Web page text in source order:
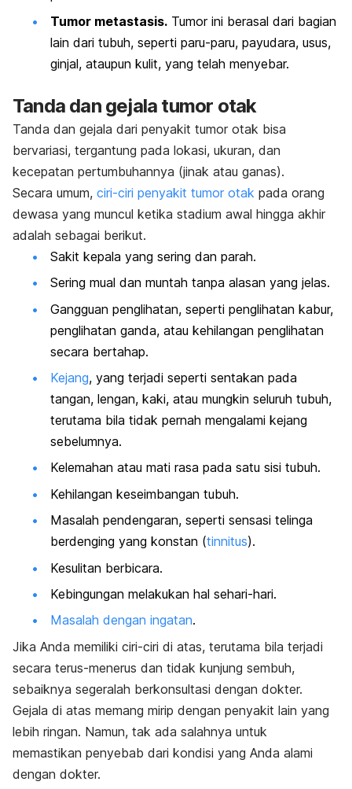
Tumor metastasis. Tumor ini berasal dari bagian
lain dari tubuh, seperti paru-paru, payudara, usus,
ginjal, ataupun kulit, yang telah menyebar.
Tanda dan gejala tumor otak
Tanda dan gejala dari penyakit tumor otak bisa
bervariasi, tergantung pada lokasi, ukuran, dan
kecepatan pertumbuhannya (jinak atau ganas).
Secara umum, ciri-ciri penyakit tumor otak pada orang
dewasa yang muncul ketika stadium awal hingga akhir
adalah sebagai berikut.
Sakit kepala yang sering dan parah.
Sering mual dan muntah tanpa alasan yang jelas.
Gangguan penglihatan, seperti penglihatan kabur,
penglihatan ganda, atau kehilangan penglihatan
secara bertahap.
Kejang, yang terjadi seperti sentakan pada
tangan, lengan, kaki, atau mungkin seluruh tubuh,
terutama bila tidak pernah mengalami kejang
sebelumnya.
Kelemahan atau mati rasa pada satu sisi tubuh.
Kehilangan keseimbangan tubuh.
Masalah pendengaran, seperti sensasi telinga
berdenging yang konstan (tinnitus).
Kesulitan berbicara.
Kebingungan melakukan hal sehari-hari.
Masalah dengan ingatan.
Jika Anda memiliki ciri-ciri di atas, terutama bila terjadi
secara terus-menerus dan tidak kunjung sembuh,
sebaiknya segeralah berkonsultasi dengan dokter.
Gejala di atas memang mirip dengan penyakit lain yang
lebih ringan. Namun, tak ada salahnya untuk
memastikan penyebab dari kondisi yang Anda alami
dengan dokter.